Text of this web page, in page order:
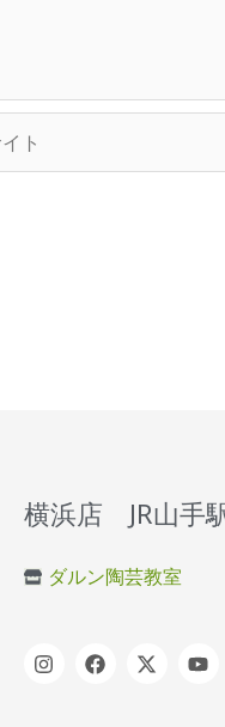
横浜店 JR山手
ダルン陶芸教室